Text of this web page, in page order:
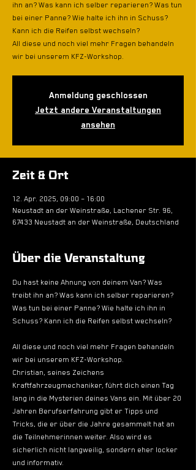
ihn an? Was kann ich selber reparieren? Was tun
bei einer Panne? Wie halte ich ihn in Schuss?
Kann ich die Reifen selbst wechseln?
All diese und noch viel mehr Fragen behandeln
wir bei unserem KFZ-Workshop.
Anmeldung geschlossen
Jetzt andere Veranstaltungen
ansehen
Zeit & Ort
12. Apr. 2025, 09:00 – 16:00
Neustadt an der Weinstraße, Lachener Str. 96,
67433 Neustadt an der Weinstraße, Deutschland
Über die Veranstaltung
Du hast keine Ahnung von deinem Van? Was
treibt ihn an? Was kann ich selber reparieren?
Was tun bei einer Panne? Wie halte ich ihn in
Schuss? Kann ich die Reifen selbst wechseln?
All diese und noch viel mehr Fragen behandeln
wir bei unserem KFZ-Workshop.
Christian, seines Zeichens
Kraftfahrzeugmechaniker, führt dich einen Tag
lang in die Mysterien deines Vans ein. Mit über 20
Jahren Berufserfahrung gibt er Tipps und
Tricks, die er über die Jahre gesammelt hat an
die Teilnehmerinnen weiter. Also wird es
sicherlich nicht langweilig, sondern eher locker
und informativ.